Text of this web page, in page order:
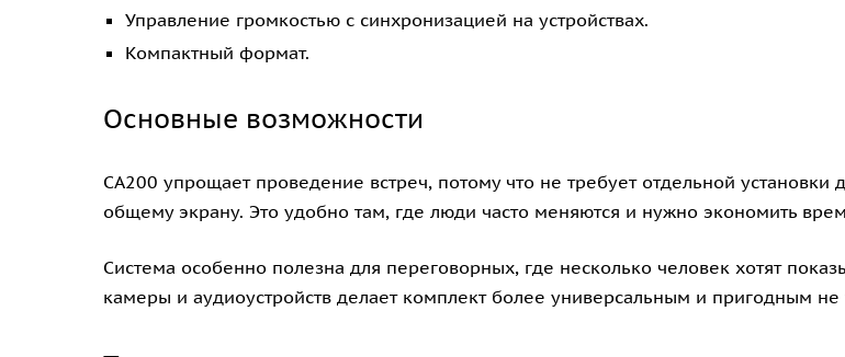
Управление громкостью с синхронизацией на устройствах.
Компактный формат.
Основные возможности
CA200 упрощает проведение встреч, потому что не требует отдельной установки
общему экрану. Это удобно там, где люди часто меняются и нужно экономить
Система особенно полезна для переговорных, где несколько человек хотят
камеры и аудиоустройств делает комплект более универсальным и пригодным